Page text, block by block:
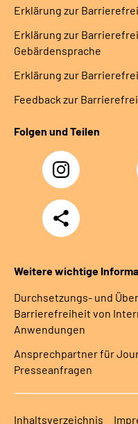
Erklärung zur
Erklärung zur
Gebärdensprache
Erklärung zur
Feedback zur
Folgen und Teilen
Instagram
Teilen
Weitere wichtige
Durchsetzungs- und
Barrierefreiheit von
Anwendungen
Ansprechpartner für
Presseanfragen
Inhaltsverzeichnis